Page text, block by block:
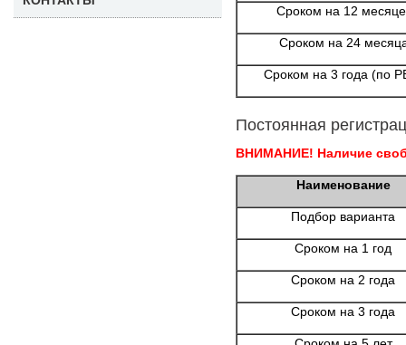
Сроком на 12
Сроком на 24
Сроком на 3 года (по
Постоянная
ВНИМАНИЕ! Наличие
Наименование
Подбор варианта
Сроком на 1 год
Сроком на 2 года
Сроком на 3 года